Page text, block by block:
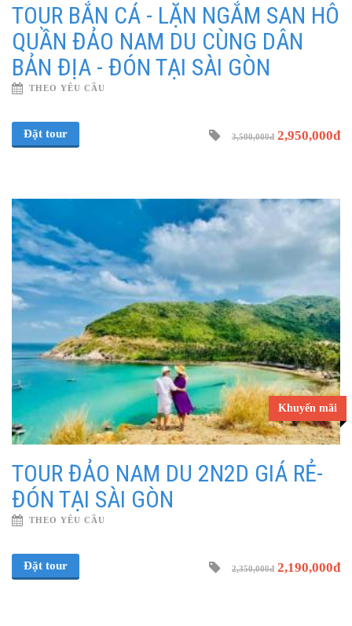
TOUR BẮN CÁ - LẶN NGẮM SAN HÔ
QUẦN ĐẢO NAM DU CÙNG DÂN
BẢN ĐỊA - ĐÓN TẠI SÀI GÒN
THEO YÊU CẦU
Đặt tour 3,500,000đ 2,950,000đ
Khuyến mãi
TOUR ĐẢO NAM DU 2N2D GIÁ RẺ-
ĐÓN TẠI SÀI GÒN
THEO YÊU CẦU
Đặt tour 2,350,000đ 2,190,000đ